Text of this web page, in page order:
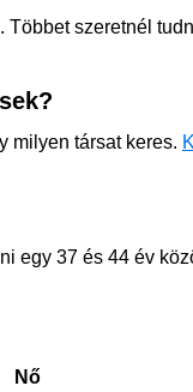
Többet szeretnél
milyen társat keres.
egy 37 és 44 év
Nő